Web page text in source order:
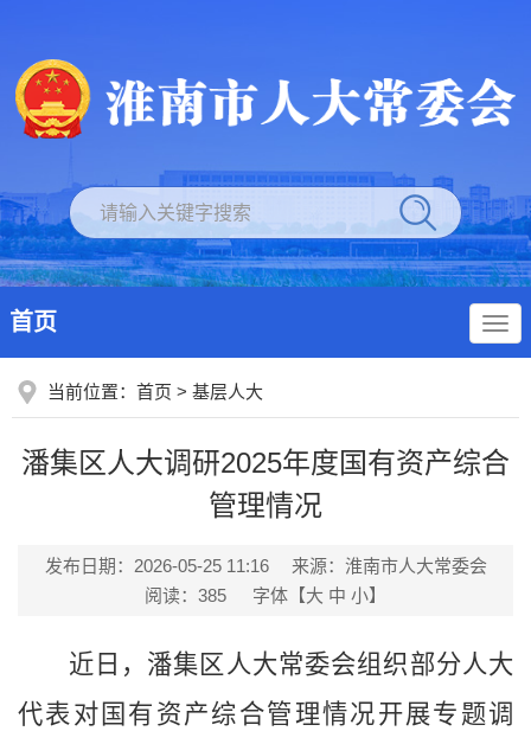
首页
当前位置： 首页 > 基层人大
潘集区人大调研2025年度国有资产综合
管理情况
发布日期：2026-05-25 11:16
来源：淮南市人大常委会
阅读： 385 字体【大 中 小】
近日，潘集区人大常委会组织部分人大
代表对国有资产综合管理情况开展专题调